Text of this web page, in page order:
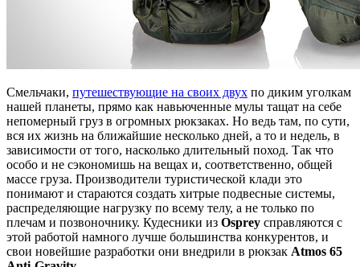
Смельчаки, путешествующие на своих двух по диким уголкам
нашей планеты, прямо как навьюченные мулы тащат на себе
непомерный груз в огромных рюкзаках. Но ведь там, по сути,
вся их жизнь на ближайшие несколько дней, а то и недель, в
зависимости от того, насколько длительный поход. Так что
особо и не сэкономишь на вещах и, соответственно, общей
массе груза. Производители туристической клади это
понимают и стараются создать хитрые подвесные системы,
распределяющие нагрузку по всему телу, а не только по
плечам и позвоночнику. Кудесники из Osprey справляются с
этой работой намного лучше большинства конкурентов, и
свои новейшие разработки они внедрили в рюкзак Atmos 65